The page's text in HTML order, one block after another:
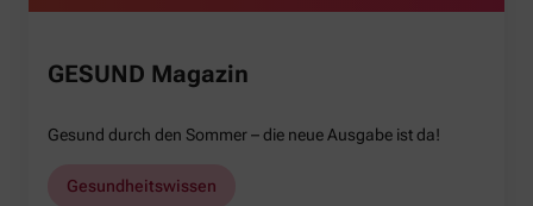
GESUND Magazin
Gesund durch den Sommer – die neue Ausgabe ist da!
Gesundheitswissen